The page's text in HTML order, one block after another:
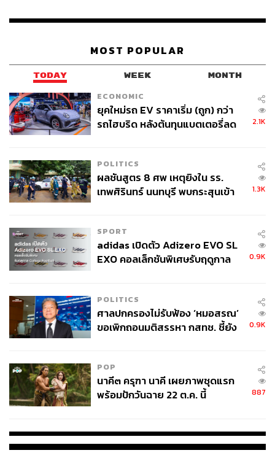
MOST POPULAR
TODAY WEEK MONTH
ECONOMIC
ยุคใหม่รถ EV ราคาเริ่ม (ถูก) กว่า
รถไฮบริด หลังต้นทุนแบตเตอรี่ลด
2.1K
POLITICS
ผลชันสูตร 8 ศพ เหตุยิงใน รร.
เทพศิรินทร์ นนทบุรี พบกระสุนเข้า
1.3K
SPORT
adidas เปิดตัว Adizero EVO SL
EXO คอลเล็กชันพิเศษรับฤดูกาล
0.9K
POLITICS
ศาลปกครองไม่รับฟ้อง ‘หมอสรณ’
ขอเพิกถอนมติสรรหา กสทช. ชี้ยัง
0.9K
POP
นาคี๓ ครุฑา นาคี เผยภาพชุดแรก
พร้อมปักวันฉาย 22 ต.ค. นี้
887